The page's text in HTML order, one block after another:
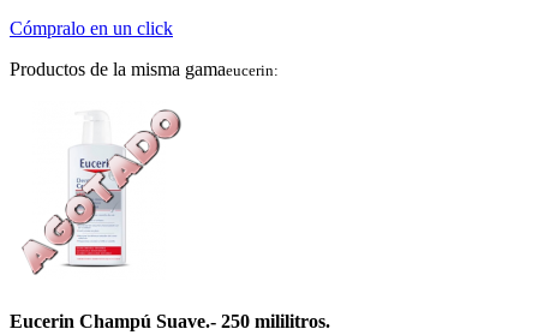
Cómpralo en un click
Productos de la misma gamaeucerin:
Eucerin Champú Suave.- 250 mililitros.